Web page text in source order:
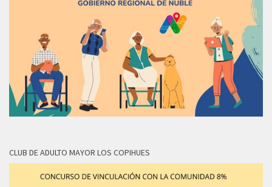
CLUB DE ADULTO MAYOR LOS COPIHUES